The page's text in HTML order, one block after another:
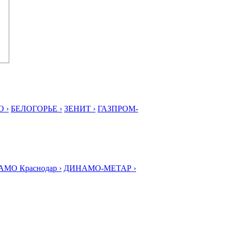
› БЕЛОГОРЬЕ › ЗЕНИТ › ГАЗПРОМ-
Краснодар › ДИНАМО-МЕТАР ›